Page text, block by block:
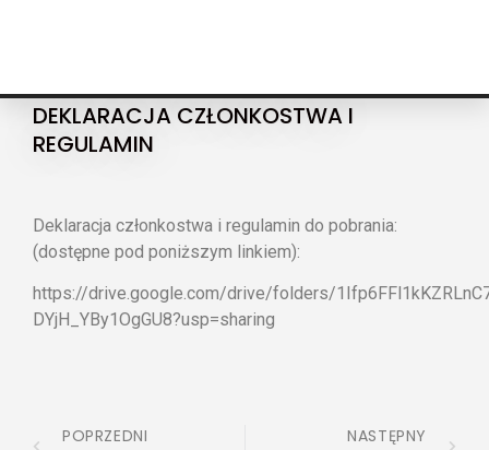
DEKLARACJA CZŁONKOSTWA I
REGULAMIN
Deklaracja członkostwa i regulamin do pobrania:
(dostępne pod poniższym linkiem):
https://drive.google.com/drive/folders/
DYjH_YBy1OgGU8?usp=sharing
POPRZEDNI
NASTĘPNY